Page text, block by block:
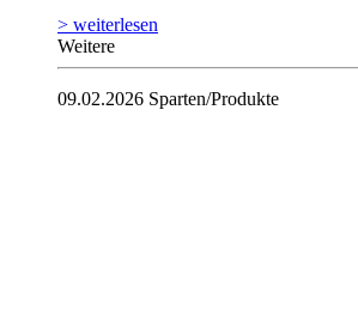
> weiterlesen
Weitere
09.02.2026 Sparten/Produkte